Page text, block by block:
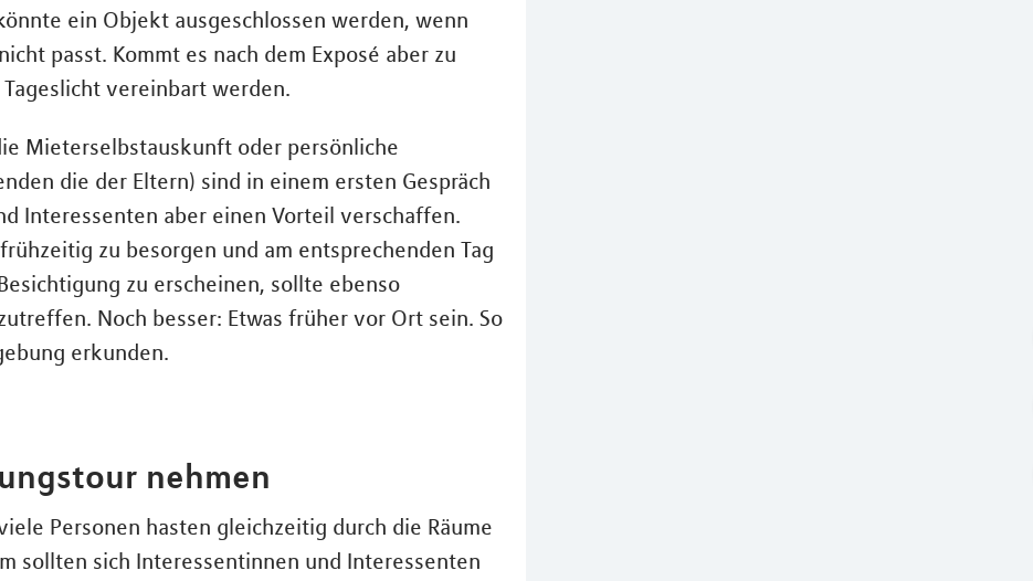
ein Objekt ausgeschlossen werden, wenn
passt. Kommt es nach dem Exposé aber zu
vereinbart werden.
Mieterselbstauskunft oder persönliche
die der Eltern) sind in einem ersten Gespräch
Interessenten aber einen Vorteil verschaffen.
zu besorgen und am entsprechenden Tag
zu erscheinen, sollte ebenso
Noch besser: Etwas früher vor Ort sein. So
erkunden.
nehmen
Personen hasten gleichzeitig durch die Räume
sollten sich Interessentinnen und Interessenten